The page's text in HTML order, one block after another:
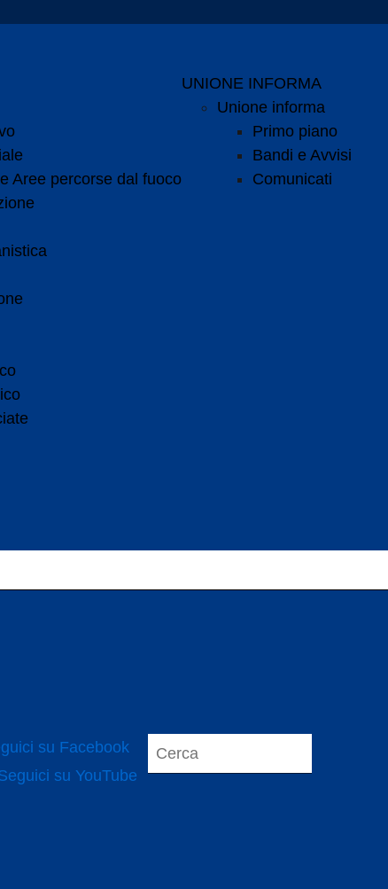
Aree percorse dal fuoco
UNIONE INFORMA
Unione informa
Primo piano
Bandi e Avvisi
Comunicati
su Facebook
su YouTube